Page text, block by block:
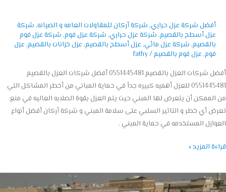
أفضل شركة عزل حراري,شركة أركان للمقاولات العامه و الصيانه,شركة
عزل أسطح بالقصيم,شركة عزل حراري,شركة عزل فوم,شركة عزل فوم
بالقصيم,شركة عزل مائي,عزل أسطح بالقصيم,عزل خزانات بالقصيم,عزل
فوم,عزل فوم بالقصيم/
fathy
أفضل شركات العزل بالقصيم 0551445481 أفضل شركات العزل بالقصيم
0551445481 للعزل أهميه كبيره جداً في حماية المباني من أخطر المشاكل التي
أن يتعرض لها المبني حيث يتم العزل بقوة الصلابه العاليه في منع
أي خطر و التاثير السلبي على سلامة المبني و شركة أركان أفضل أنواع
المستخدمه في حماية المبني .
المزيد »